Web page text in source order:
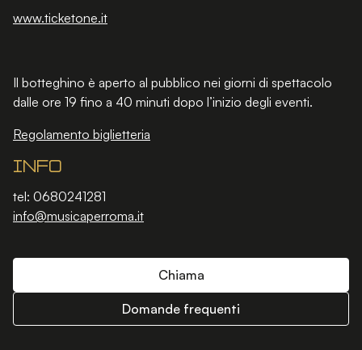
www.ticketone.it
Il botteghino è aperto al pubblico nei giorni di spettacolo
dalle ore 19 fino a 40 minuti dopo l’inizio degli eventi.
Regolamento biglietteria
Info
tel: 0680241281
info@musicaperroma.it
Chiama
Domande frequenti